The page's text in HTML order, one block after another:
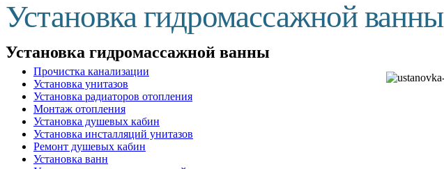
Установка гидромассажной ванны
Установка гидромассажной ванны
Прочистка канализации
Установка унитазов
Установка радиаторов отопления
Монтаж отопления
Установка душевых кабин
Установка инсталляций унитазов
Ремонт душевых кабин
Установка ванн